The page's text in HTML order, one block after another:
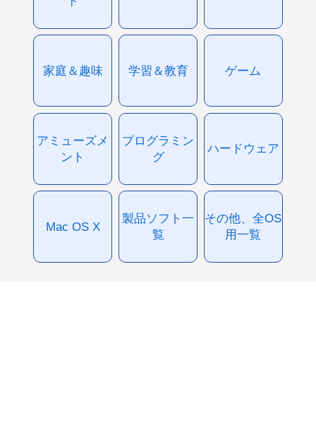
家庭＆趣味 学習＆教育 ゲーム
アミューズメ
ント
プログラミン
グ
ハードウェア
Mac OS X
製品ソフト一
覧
その他、全OS
用一覧